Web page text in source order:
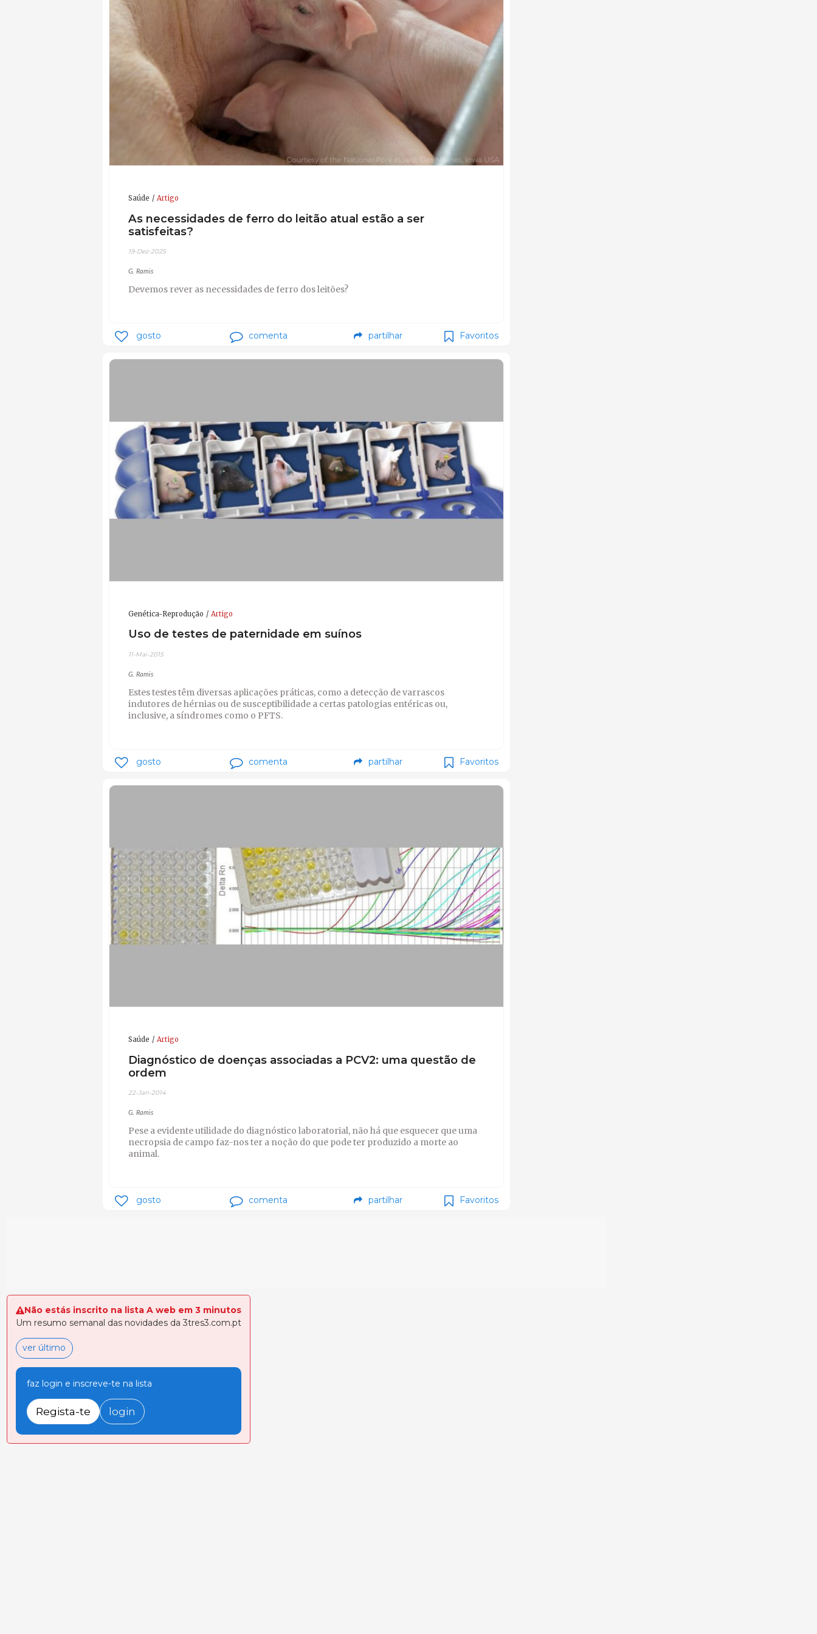
Saúde Artigo
As necessidades de ferro do leitão atual estão a ser
satisfeitas?
19-Dez-2025
G. Ramis
Devemos rever as necessidades de ferro dos leitões?
gosto comenta partilhar Favoritos
Genética-Reprodução Artigo
Uso de testes de paternidade em suínos
11-Mai-2015
G. Ramis
Estes testes têm diversas aplicações práticas, como a detecção de varrascos
indutores de hérnias ou de susceptibilidade a certas patologias entéricas ou,
inclusive, a síndromes como o PFTS.
gosto comenta partilhar Favoritos
Saúde Artigo
Diagnóstico de doenças associadas a PCV2: uma questão de
ordem
22-Jan-2014
G. Ramis
Pese a evidente utilidade do diagnóstico laboratorial, não há que esquecer que uma
necropsia de campo faz-nos ter a noção do que pode ter produzido a morte ao
animal.
gosto comenta partilhar Favoritos
Não estás inscrito na lista A web em 3 minutos
Um resumo semanal das novidades da 3tres3.com.pt
ver último
faz login e inscreve-te na lista
Regista-te login